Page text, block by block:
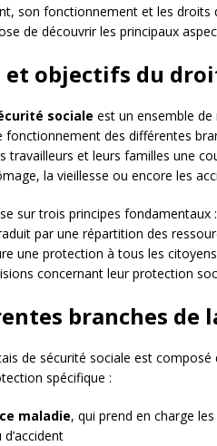
son fonctionnement et les
de découvrir les principaux
et objectifs du
sociale est un ensemble de
des différentes
travailleurs et leurs familles une
la vieillesse ou encore les
sur trois principes fondamentaux
par une répartition des
une protection à tous les
concernant leur protection
branches de
de sécurité sociale est
spécifique :
maladie, qui prend en charge